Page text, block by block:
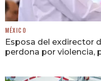
MÉXICO
Esposa del exdirector
perdona por violencia,